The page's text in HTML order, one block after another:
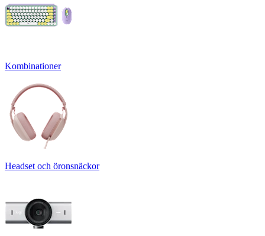
Kombinationer
Headset och öronsnäckor